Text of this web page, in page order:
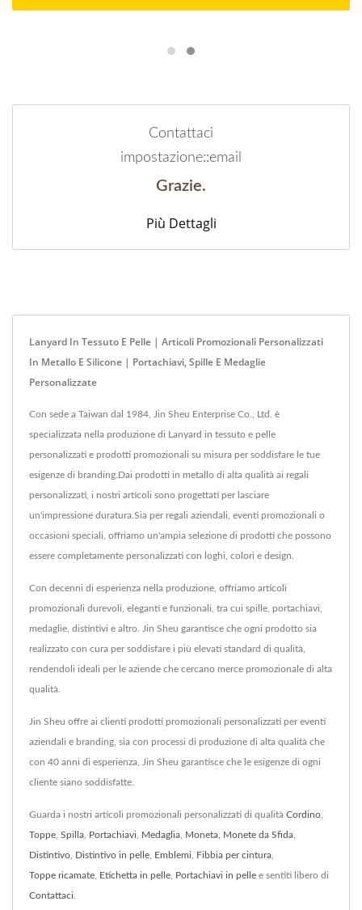
Contattaci
impostazione::email
Grazie.
Più Dettagli
Lanyard In Tessuto E Pelle | Articoli Promozionali Personalizzati
In Metallo E Silicone | Portachiavi, Spille E Medaglie
Personalizzate
Con sede a Taiwan dal 1984, Jin Sheu Enterprise Co., Ltd. è
specializzata nella produzione di Lanyard in tessuto e pelle
personalizzati e prodotti promozionali su misura per soddisfare le tue
esigenze di branding.Dai prodotti in metallo di alta qualità ai regali
personalizzati, i nostri articoli sono progettati per lasciare
un'impressione duratura.Sia per regali aziendali, eventi promozionali o
occasioni speciali, offriamo un'ampia selezione di prodotti che possono
essere completamente personalizzati con loghi, colori e design.
Con decenni di esperienza nella produzione, offriamo articoli
promozionali durevoli, eleganti e funzionali, tra cui spille, portachiavi,
medaglie, distintivi e altro. Jin Sheu garantisce che ogni prodotto sia
realizzato con cura per soddisfare i più elevati standard di qualità,
rendendoli ideali per le aziende che cercano merce promozionale di alta
qualità.
Jin Sheu offre ai clienti prodotti promozionali personalizzati per eventi
aziendali e branding, sia con processi di produzione di alta qualità che
con 40 anni di esperienza, Jin Sheu garantisce che le esigenze di ogni
cliente siano soddisfatte.
Guarda i nostri articoli promozionali personalizzati di qualità Cordino,
Toppe, Spilla, Portachiavi, Medaglia, Moneta, Monete da Sfida,
Distintivo, Distintivo in pelle, Emblemi, Fibbia per cintura,
Toppe ricamate, Etichetta in pelle, Portachiavi in pelle e sentiti libero di
Contattaci.